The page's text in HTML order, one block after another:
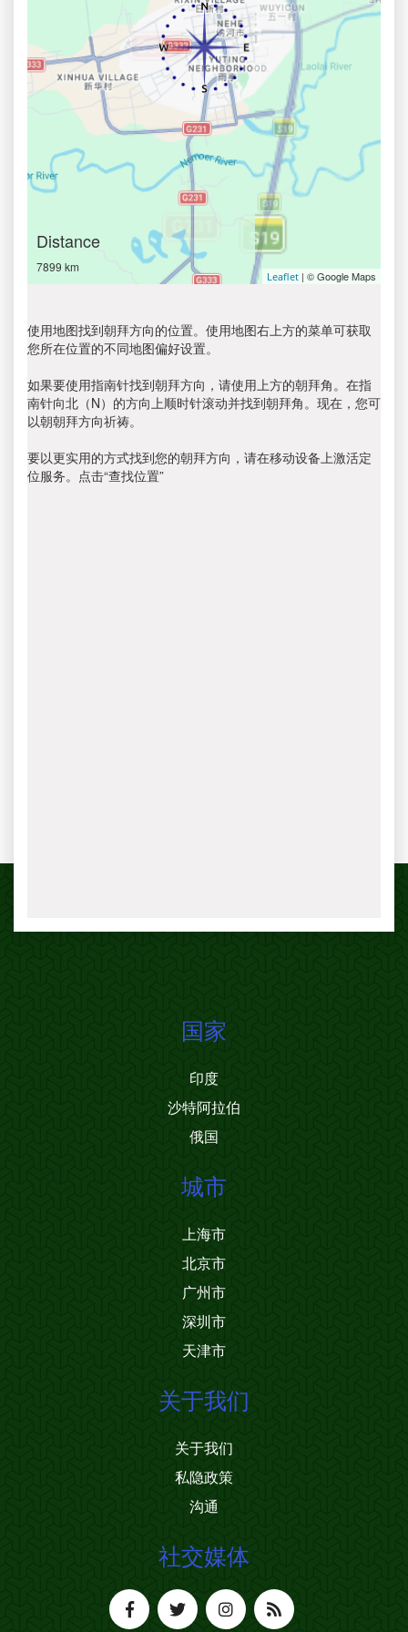
Distance
7899 km
Leaflet | © Google Maps
使用地图找到朝拜方向的位置。使用地图右上方的菜单可获取
您所在位置的不同地图偏好设置。
如果要使用指南针找到朝拜方向，请使用上方的朝拜角。在指
南针向北（N）的方向上顺时针滚动并找到朝拜角。现在，您可
以朝朝拜方向祈祷。
要以更实用的方式找到您的朝拜方向，请在移动设备上激活定
位服务。点击“查找位置”
国家
印度
沙特阿拉伯
俄国
城市
上海市
北京市
广州市
深圳市
天津市
关于我们
关于我们
私隐政策
沟通
社交媒体